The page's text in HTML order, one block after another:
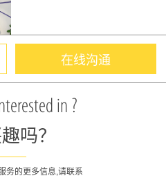
在线沟通
in ?
吗？
务的更多信息,请联系